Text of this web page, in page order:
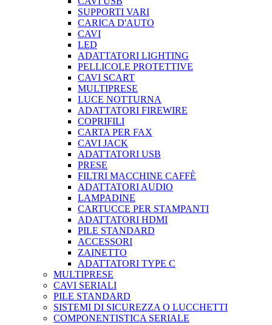
SUPPORTI VARI
CARICA D'AUTO
CAVI
LED
ADATTATORI LIGHTING
PELLICOLE PROTETTIVE
CAVI SCART
MULTIPRESE
LUCE NOTTURNA
ADATTATORI FIREWIRE
COPRIFILI
CARTA PER FAX
CAVI JACK
ADATTATORI USB
PRESE
FILTRI MACCHINE CAFFÈ
ADATTATORI AUDIO
LAMPADINE
CARTUCCE PER STAMPANTI
ADATTATORI HDMI
PILE STANDARD
ACCESSORI
ZAINETTO
ADATTATORI TYPE C
MULTIPRESE
CAVI SERIALI
PILE STANDARD
SISTEMI DI SICUREZZA O LUCCHETTI
COMPONENTISTICA SERIALE